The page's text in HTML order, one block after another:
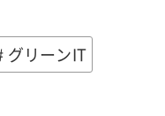
グリーンIT